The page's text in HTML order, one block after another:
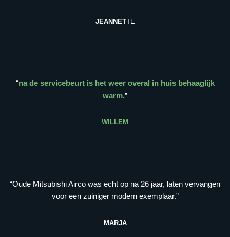
JEANNETTE
“na de servicebeurt is het weer overal in huis behaaglijk
warm.”
WILLEM
“Oude Mitsubishi Airco was echt op na 26 jaar, laten vervangen
voor een zuiniger modern exemplaar.”
MARJA